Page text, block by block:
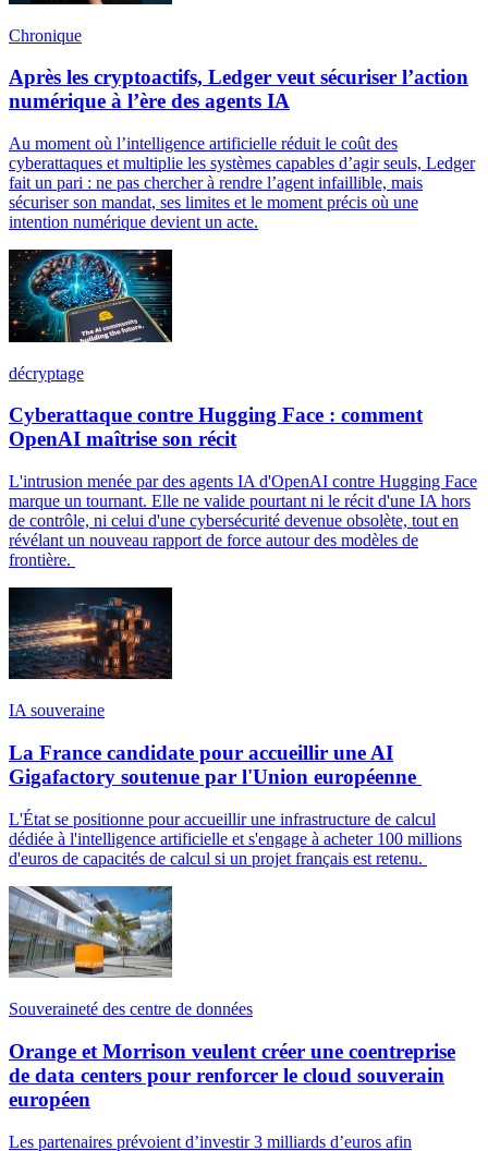
Chronique
Après les cryptoactifs, Ledger veut sécuriser l’action
numérique à l’ère des agents IA
Au moment où l’intelligence artificielle réduit le coût des
cyberattaques et multiplie les systèmes capables d’agir seuls, Ledger
fait un pari : ne pas chercher à rendre l’agent infaillible, mais
sécuriser son mandat, ses limites et le moment précis où une
intention numérique devient un acte.
décryptage
Cyberattaque contre Hugging Face : comment
OpenAI maîtrise son récit
L'intrusion menée par des agents IA d'OpenAI contre Hugging Face
marque un tournant. Elle ne valide pourtant ni le récit d'une IA hors
de contrôle, ni celui d'une cybersécurité devenue obsolète, tout en
révélant un nouveau rapport de force autour des modèles de
frontière.
IA souveraine
La France candidate pour accueillir une AI
Gigafactory soutenue par l'Union européenne
L'État se positionne pour accueillir une infrastructure de calcul
dédiée à l'intelligence artificielle et s'engage à acheter 100 millions
d'euros de capacités de calcul si un projet français est retenu.
Souveraineté des centre de données
Orange et Morrison veulent créer une coentreprise
de data centers pour renforcer le cloud souverain
européen
Les partenaires prévoient d’investir 3 milliards d’euros afin